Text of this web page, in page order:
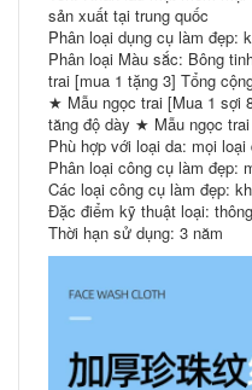
sản xuất tại trung quốc
Phân loại dụng cụ làm đẹp:
Phân loại Màu sắc: Bông
trai [mua 1 tặng 3] Tổng
★ Mẫu ngọc trai [Mua 1 sợi
tăng độ dày ★ Mẫu ngọc
Phù hợp với loại da: mọi loại
Phân loại công cụ làm đẹp:
Các loại công cụ làm đẹp:
Đặc điểm kỹ thuật loại:
Thời hạn sử dụng: 3 năm